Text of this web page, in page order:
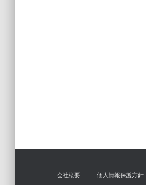
会社概要 個人情報保護方針